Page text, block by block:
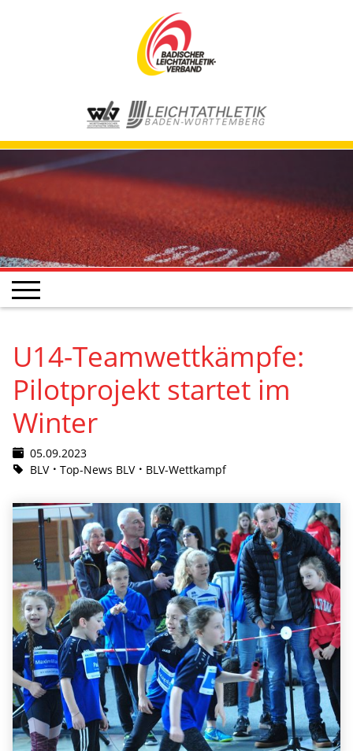
U14-Teamwettkämpfe:
Pilotprojekt startet im
Winter
05.09.2023
BLV
Top-News BLV BLV-Wettkampf